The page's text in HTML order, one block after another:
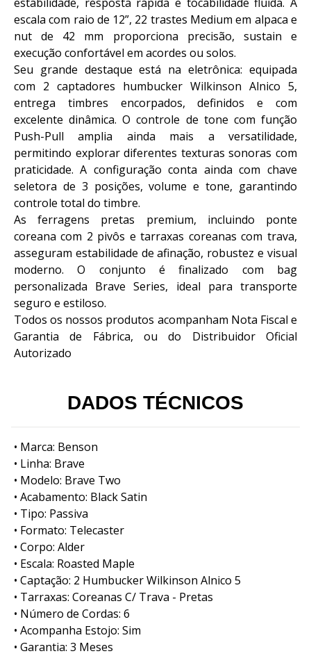
estabilidade, resposta rápida e tocabilidade fluida. A
escala com raio de 12”, 22 trastes Medium em alpaca e
nut de 42 mm proporciona precisão, sustain e
execução confortável em acordes ou solos.
Seu grande destaque está na eletrônica: equipada
com 2 captadores humbucker Wilkinson Alnico 5,
entrega timbres encorpados, definidos e com
excelente dinâmica. O controle de tone com função
Push-Pull amplia ainda mais a versatilidade,
permitindo explorar diferentes texturas sonoras com
praticidade. A configuração conta ainda com chave
seletora de 3 posições, volume e tone, garantindo
controle total do timbre.
As ferragens pretas premium, incluindo ponte
coreana com 2 pivôs e tarraxas coreanas com trava,
asseguram estabilidade de afinação, robustez e visual
moderno. O conjunto é finalizado com bag
personalizada Brave Series, ideal para transporte
seguro e estiloso.
Todos os nossos produtos acompanham Nota Fiscal e
Garantia de Fábrica, ou do Distribuidor Oficial
Autorizado
DADOS TÉCNICOS
• Marca: Benson
• Linha: Brave
• Modelo: Brave Two
• Acabamento: Black Satin
• Tipo: Passiva
• Formato: Telecaster
• Corpo: Alder
• Escala: Roasted Maple
• Captação: 2 Humbucker Wilkinson Alnico 5
• Tarraxas: Coreanas C/ Trava - Pretas
• Número de Cordas: 6
• Acompanha Estojo: Sim
• Garantia: 3 Meses